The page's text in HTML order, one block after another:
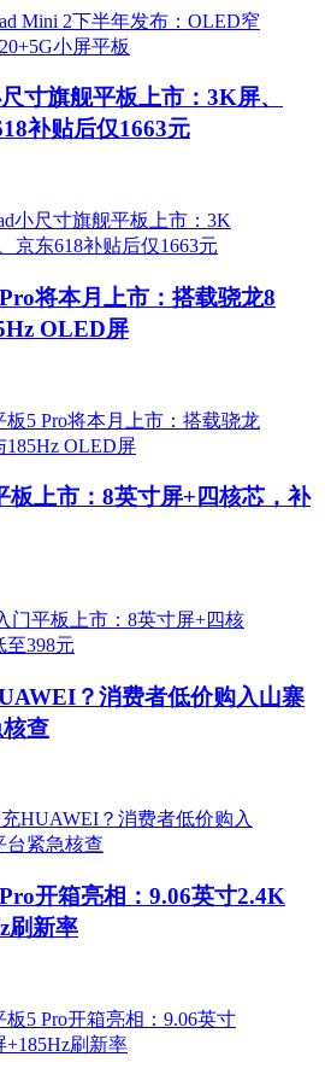
寸旗舰平板上市：3K屏、
补贴后仅1663元
将本月上市：搭载骁龙8
OLED屏
板上市：8英寸屏+四核芯，补
？消费者低价购入山寨
查
开箱亮相：9.06英寸2.4K
刷新率